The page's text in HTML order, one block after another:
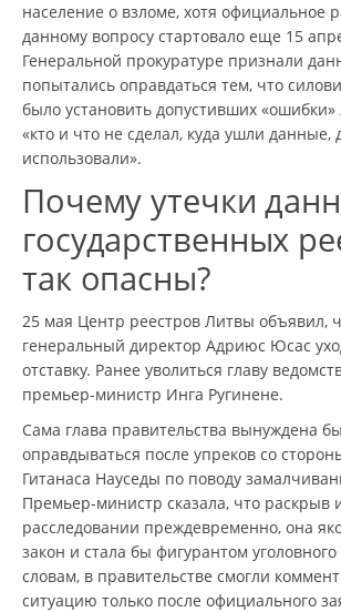
население о взломе, хотя официальное
данному вопросу стартовало еще 15
Генеральной прокуратуре признали
попытались оправдаться тем, что
было установить допустивших
«кто и что не сделал, куда ушли данные,
использовали».
Почему утечки
государственных
так опасны?
25 мая Центр реестров Литвы объявил,
генеральный директор Адриюс Юсас
отставку. Ранее уволиться главу
премьер-министр Инга Ругинене.
Сама глава правительства вынуждена
оправдываться после упреков со
Гитанаса Науседы по поводу
Премьер-министр сказала, что
расследовании преждевременно, она
закон и стала бы фигурантом
словам, в правительстве смогли
ситуацию только после официального